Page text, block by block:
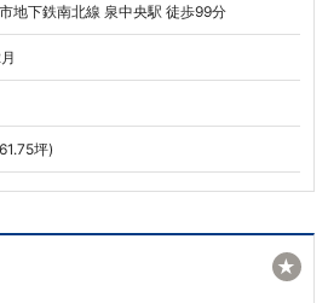
地下鉄南北線 泉中央駅 徒歩99分
坪)
★